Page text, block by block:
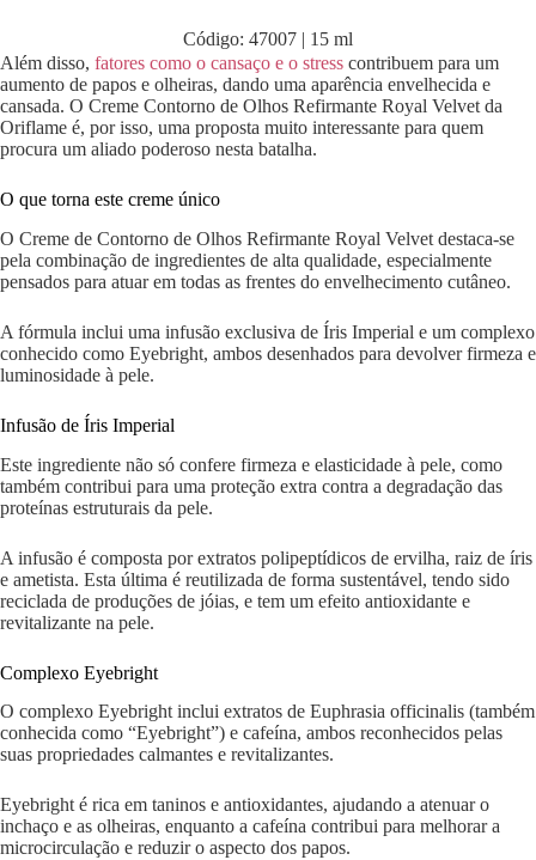
Código: 47007 | 15 ml
Além disso, fatores como o cansaço e o stress contribuem para um
aumento de papos e olheiras, dando uma aparência envelhecida e
cansada. O Creme Contorno de Olhos Refirmante Royal Velvet da
Oriflame é, por isso, uma proposta muito interessante para quem
procura um aliado poderoso nesta batalha.
O que torna este creme único
O Creme de Contorno de Olhos Refirmante Royal Velvet destaca-se
pela combinação de ingredientes de alta qualidade, especialmente
pensados para atuar em todas as frentes do envelhecimento cutâneo.
A fórmula inclui uma infusão exclusiva de Íris Imperial e um complexo
conhecido como Eyebright, ambos desenhados para devolver firmeza e
luminosidade à pele.
Infusão de Íris Imperial
Este ingrediente não só confere firmeza e elasticidade à pele, como
também contribui para uma proteção extra contra a degradação das
proteínas estruturais da pele.
A infusão é composta por extratos polipeptídicos de ervilha, raiz de íris
e ametista. Esta última é reutilizada de forma sustentável, tendo sido
reciclada de produções de jóias, e tem um efeito antioxidante e
revitalizante na pele.
Complexo Eyebright
O complexo Eyebright inclui extratos de Euphrasia officinalis (também
conhecida como “Eyebright”) e cafeína, ambos reconhecidos pelas
suas propriedades calmantes e revitalizantes.
Eyebright é rica em taninos e antioxidantes, ajudando a atenuar o
inchaço e as olheiras, enquanto a cafeína contribui para melhorar a
microcirculação e reduzir o aspecto dos papos.